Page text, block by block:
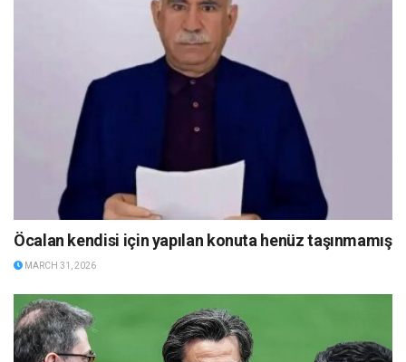
Öcalan kendisi için yapılan konuta henüz taşınmamış
MARCH 31, 2026